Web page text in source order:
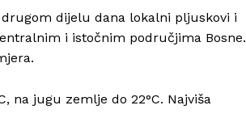
dijelu dana lokalni pljuskovi i
i istočnim područjima Bosne.
na jugu zemlje do 22°C. Najviša